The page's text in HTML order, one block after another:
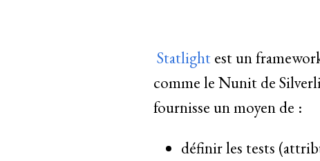
Statlight est un
comme le Nunit de
fournisse un moyen de :
définir les tests